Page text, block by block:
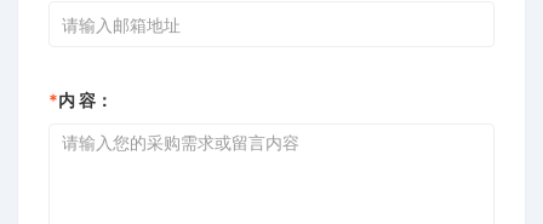
*内 容：